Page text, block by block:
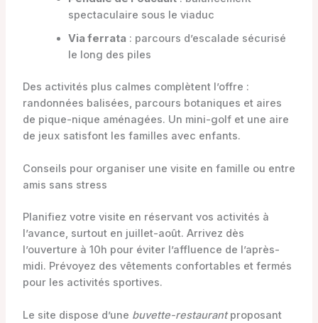
spectaculaire sous le viaduc
Via ferrata : parcours d’escalade sécurisé
le long des piles
Des activités plus calmes complètent l’offre :
randonnées balisées, parcours botaniques et aires
de pique-nique aménagées. Un mini-golf et une aire
de jeux satisfont les familles avec enfants.
Conseils pour organiser une visite en famille ou entre
amis sans stress
Planifiez votre visite en réservant vos activités à
l’avance, surtout en juillet-août. Arrivez dès
l’ouverture à 10h pour éviter l’affluence de l’après-
midi. Prévoyez des vêtements confortables et fermés
pour les activités sportives.
Le site dispose d’une buvette-restaurantproposant